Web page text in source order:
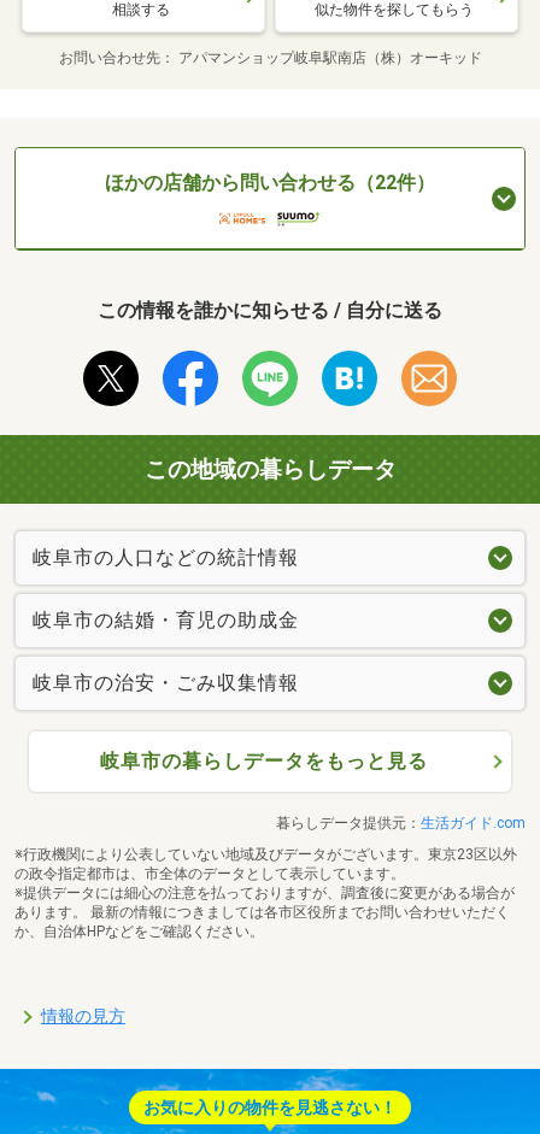
相談する 似た物件を探してもらう
お問い合わせ先 アパマンショップ岐阜駅南店（株）オーキッド
ほかの店舗から問い合わせる（22件）
この情報を誰かに知らせる / 自分に送る
この地域の暮らしデータ
岐阜市の人口などの統計情報
岐阜市の結婚・育児の助成金
岐阜市の治安・ごみ収集情報
岐阜市の暮らしデータをもっと見る
暮らしデータ提供元： 生活ガイド.com
※行政機関により公表していない地域及びデータがございます。東京23区以外
の政令指定都市は、市全体のデータとして表示しています。
※提供データには細心の注意を払っておりますが、調査後に変更がある場合が
あります。 最新の情報につきましては各市区役所までお問い合わせいただく
か、自治体HPなどをご確認ください。
情報の見方
お気に入りの物件を見逃さない！